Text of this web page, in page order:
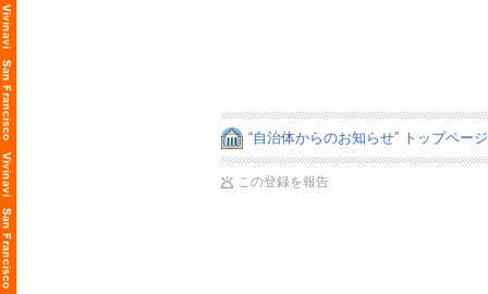
“自治体からのお知らせ” トップペー
この登録を報告